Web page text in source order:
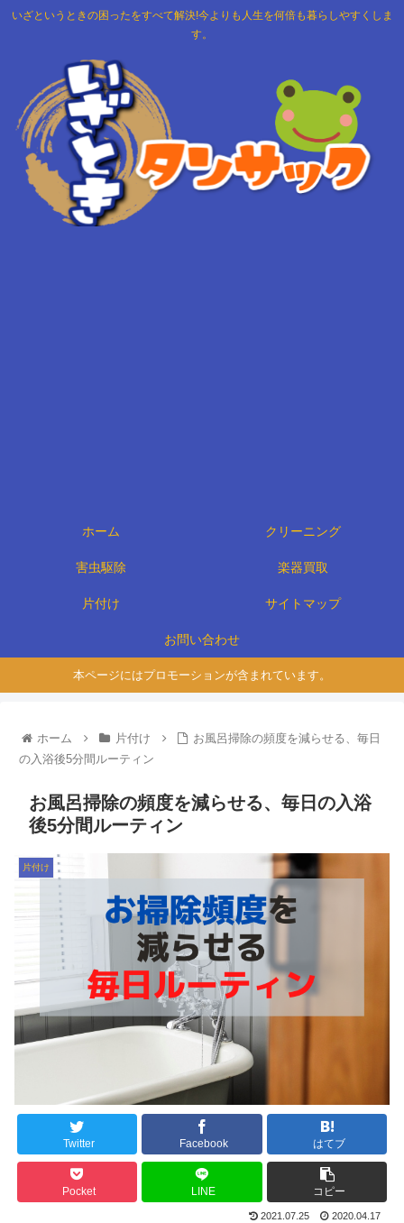
いざというときの困ったをすべて解決!今よりも人生を何倍も暮らしやすくしま
す。
ホーム クリーニング
害虫駆除 楽器買取
片付け サイトマップ
お問い合わせ
本ページにはプロモーションが含まれています。
ホーム 片付け
お風呂掃除の頻度を減らせる、毎日
の入浴後5分間ルーティン
お風呂掃除の頻度を減らせる、毎日の入浴
後5分間ルーティン
片付け
Twitter Facebook はてブ
Pocket LINE コピー
2021.07.25 2020.04.17